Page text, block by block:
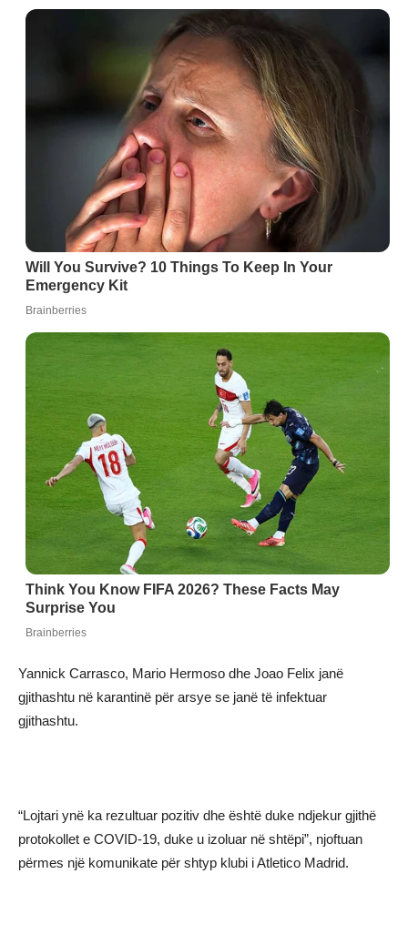
Yannick Carrasco, Mario Hermoso dhe Joao Felix janë
gjithashtu në karantinë për arsye se janë të infektuar
gjithashtu.
“Lojtari ynë ka rezultuar pozitiv dhe është duke ndjekur gjithë
protokollet e COVID-19, duke u izoluar në shtëpi”, njoftuan
përmes një komunikate për shtyp klubi i Atletico Madrid.